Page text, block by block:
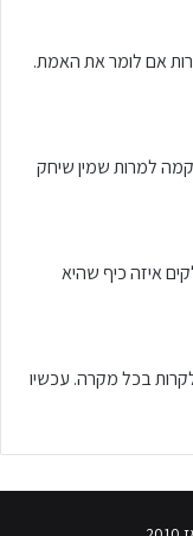
להשוואה בין 2 הסדרות אם לומר את האמת.
למרות שמין שיחק
איזה כיף שהיא
בכל מקרה. עכשיו